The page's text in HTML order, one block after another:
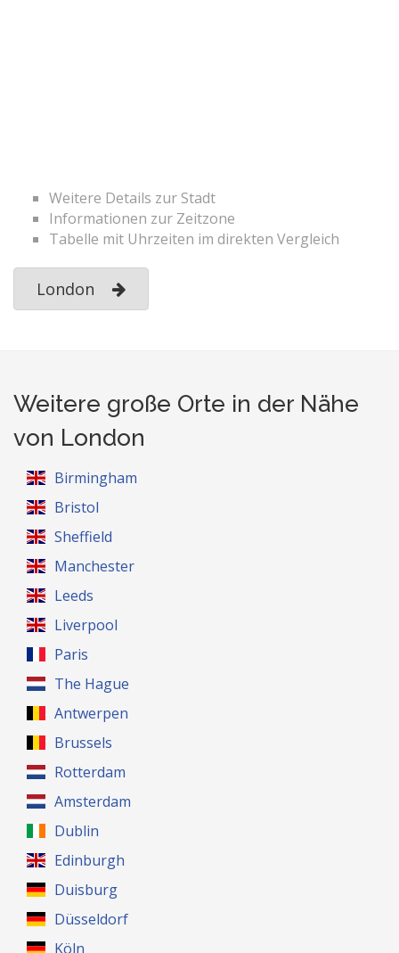
Weitere Details zur Stadt
Informationen zur Zeitzone
Tabelle mit Uhrzeiten im direkten Vergleich
London
Weitere große Orte in der Nähe
von London
Birmingham
Bristol
Sheffield
Manchester
Leeds
Liverpool
Paris
The Hague
Antwerpen
Brussels
Rotterdam
Amsterdam
Dublin
Edinburgh
Duisburg
Düsseldorf
Köln